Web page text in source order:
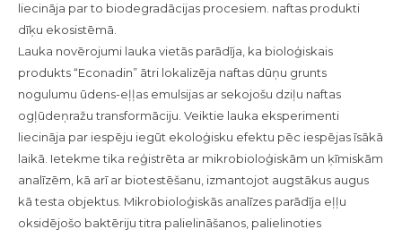
liecināja par to biodegradācijas procesiem. naftas produkti
dīķu ekosistēmā.
Lauka novērojumi lauka vietās parādīja, ka bioloģiskais
produkts “Econadin” ātri lokalizēja naftas dūņu grunts
nogulumu ūdens-eļļas emulsijas ar sekojošu dziļu naftas
ogļūdeņražu transformāciju. Veiktie lauka eksperimenti
liecināja par iespēju iegūt ekoloģisku efektu pēc iespējas īsākā
laikā. Ietekme tika reģistrēta ar mikrobioloģiskām un ķīmiskām
analīzēm, kā arī ar biotestēšanu, izmantojot augstākus augus
kā testa objektus. Mikrobioloģiskās analīzes parādīja eļļu
oksidējošo baktēriju titra palielināšanos, palielinoties